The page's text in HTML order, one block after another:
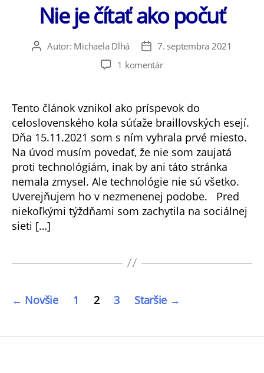
Nie je čítať ako počuť
AutorAutor: Michaela Dlhá
Dátum
článku
7. septembra 2021
1 komentárna
ako
počuť
Tento článok vznikol ako príspevok do
celoslovenského kola súťaže braillovských esejí.
Dňa 15.11.2021 som s ním vyhrala prvé miesto.
Na úvod musím povedať, že nie som zaujatá
proti technológiám, inak by ani táto stránka
nemala zmysel. Ale technológie nie sú všetko.
Uverejňujem ho v nezmenenej podobe. Pred
niekoľkými týždňami som zachytila na sociálnej
sieti […]
Stránkovanie
príspevkov
← Novšie 1 2 3 Staršie →